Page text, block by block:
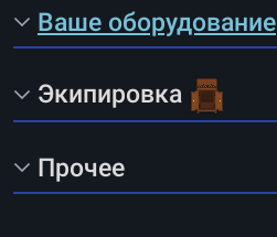
Ваше оборудование
Экипировка
Прочее